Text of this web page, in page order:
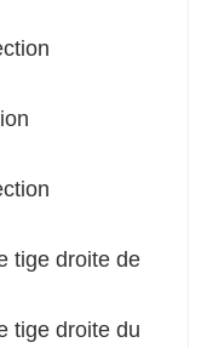
tige droite de
tige droite du